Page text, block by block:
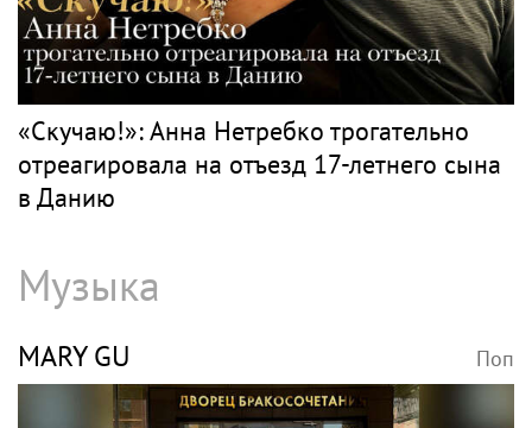
«Скучаю!»: Анна Нетребко трогательно
отреагировала на отъезд 17-летнего сына
в Данию
Музыка
MARY GU Поп